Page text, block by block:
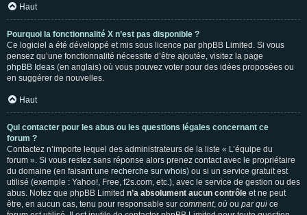
Haut
Pourquoi la fonctionnalité X n’est pas disponible ?
Ce logiciel a été développé et mis sous licence par phpBB Limited. Si vous
pensez qu’une fonctionnalité nécessite d’être ajoutée, visitez la page
phpBB Ideas (en anglais) où vous pouvez voter pour des idées proposées ou
en suggérer de nouvelles.
Haut
Qui contacter pour les abus ou les questions légales concernant ce
forum ?
Contactez n’importe lequel des administrateurs de la liste « L’équipe du
forum ». Si vous restez sans réponse alors prenez contact avec le propriétaire
du domaine (en faisant une recherche sur whois) ou si un service gratuit est
utilisé (exemple : Yahoo!, Free, f2s.com, etc.), avec le service de gestion ou des
abus. Notez que phpBB Limited n’a absolument aucun contrôle et ne peut
être, en aucun cas, tenu pour responsable sur comment, où ou par qui ce